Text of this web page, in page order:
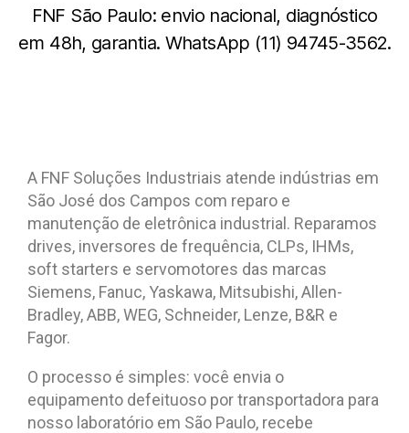
FNF São Paulo: envio nacional, diagnóstico
em 48h, garantia. WhatsApp (11) 94745-3562.
A FNF Soluções Industriais atende indústrias em
São José dos Campos com reparo e
manutenção de eletrônica industrial. Reparamos
drives, inversores de frequência, CLPs, IHMs,
soft starters e servomotores das marcas
Siemens, Fanuc, Yaskawa, Mitsubishi, Allen-
Bradley, ABB, WEG, Schneider, Lenze, B&R e
Fagor.
O processo é simples: você envia o
equipamento defeituoso por transportadora para
nosso laboratório em São Paulo, recebe